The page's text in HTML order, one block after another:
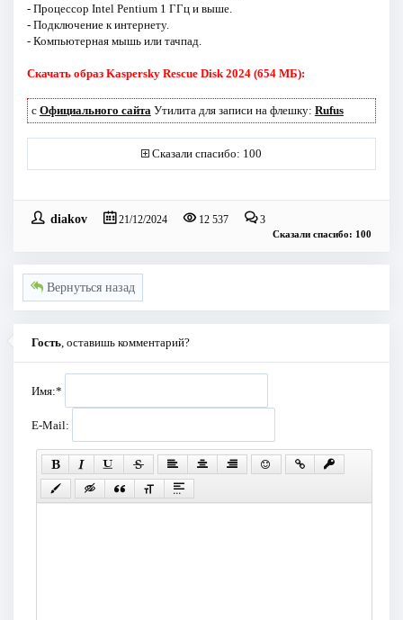
- Процессор Intel Pentium 1 ГГц и выше.
- Подключение к интернету.
- Компьютерная мышь или тачпад.
Скачать образ Kaspersky Rescue Disk 2024 (654 МБ):
с Официального сайтаУтилита для записи на флешку: Rufus
Сказали спасибо: 100
diakov 21/12/2024 12 537 3
Сказали спасибо: 100
Вернуться назад
Гость, оставишь комментарий?
Имя:*
E-Mail: